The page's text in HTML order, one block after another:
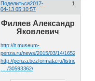
Поделиться 1
2017-
04-13 05:10:57
Филяев Александр
Яковлевич
http://it.museum-
penza.ru/news/2015/03/14/16525599
http://penza.bezformata.ru/listnews/til
… /30593362/